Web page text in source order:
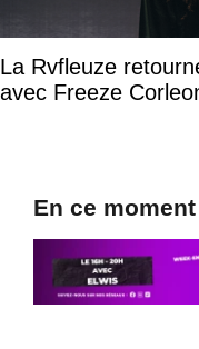
La Rvfleuze
avec Freeze
En ce